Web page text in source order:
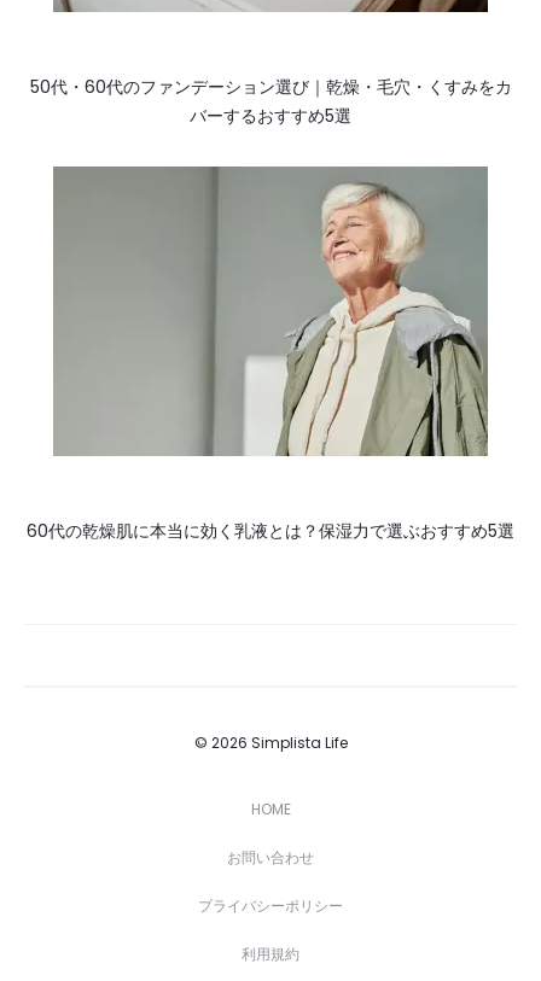
50代・60代のファンデーション選び｜乾燥・毛穴・くすみをカ
バーするおすすめ5選
60代の乾燥肌に本当に効く乳液とは？保湿力で選ぶおすすめ5選
© 2026 Simplista Life
HOME
お問い合わせ
プライバシーポリシー
利用規約